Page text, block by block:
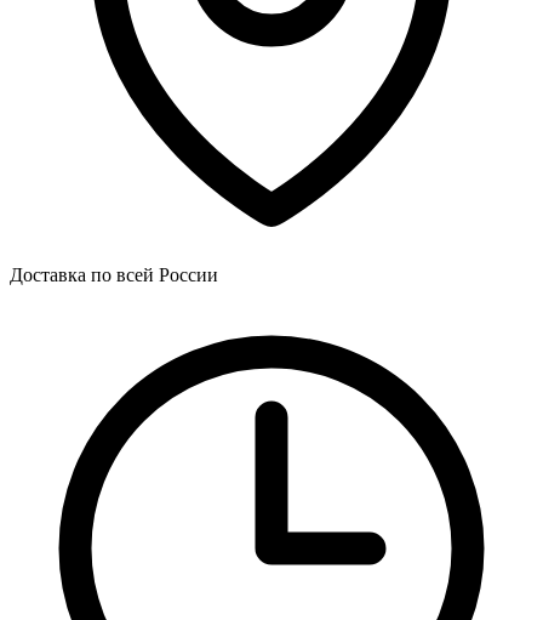
Доставка по всей России